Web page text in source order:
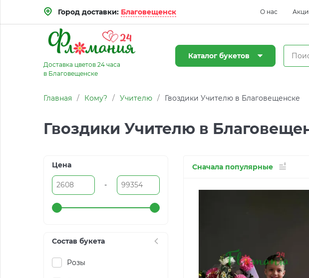
Город доставки: Благовещенск О нас
Доставка цветов 24 часа
в Благовещенске
Каталог букетов
Главная / Кому? / Учителю / Гвоздики Учителю в Благовещенске
Гвоздики Учителю в
Цена
-
Состав букета
Розы
Сначала популярные